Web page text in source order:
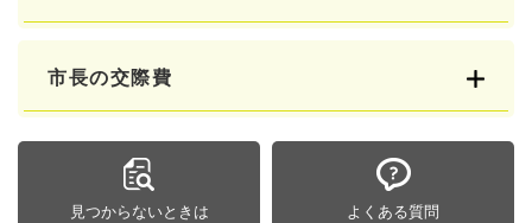
市長の交際費
見つからないときは よくある質問